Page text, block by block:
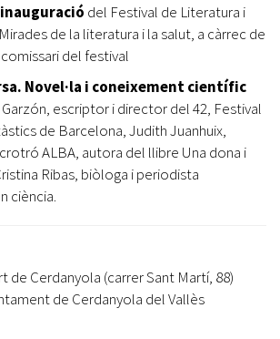
del Festival de Literatura i
de la literatura i la salut, a càrrec de
del festival
Novel·la i coneixement científic
escriptor i director del 42, Festival
de Barcelona, Judith Juanhuix,
ALBA, autora del llibre Una dona i
Ribas, biòloga i periodista
ciència.
de Cerdanyola (carrer Sant Martí, 88)
de Cerdanyola del Vallès